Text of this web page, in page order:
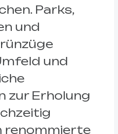
Parks,
und
und
zur Erholung
renommierte